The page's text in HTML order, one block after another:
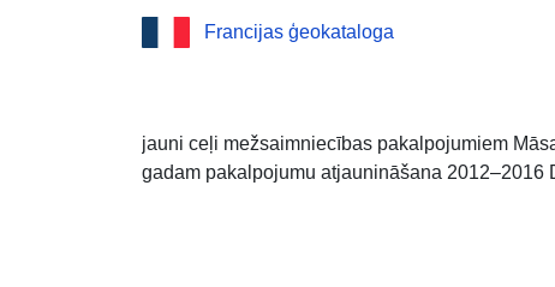
Francijas ģeokataloga
jauni ceļi mežsaimniecības pakalpojumiem
gadam pakalpojumu atjaunināšana 2012–2016